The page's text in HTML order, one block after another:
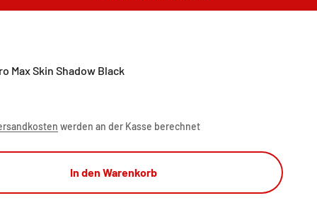
Max Skin Shadow Black
werden an der Kasse berechnet
In den Warenkorb